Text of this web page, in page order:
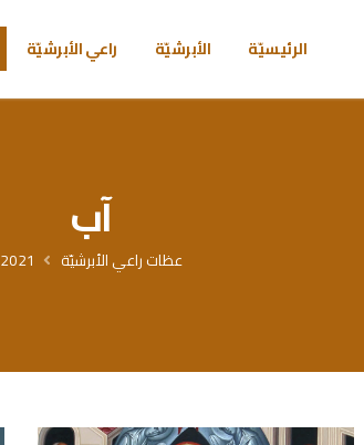
الرئيسيّة الأبرشيّة راعي الأبرشيّة
آب
عظات راعي الأبرشيّة 2021